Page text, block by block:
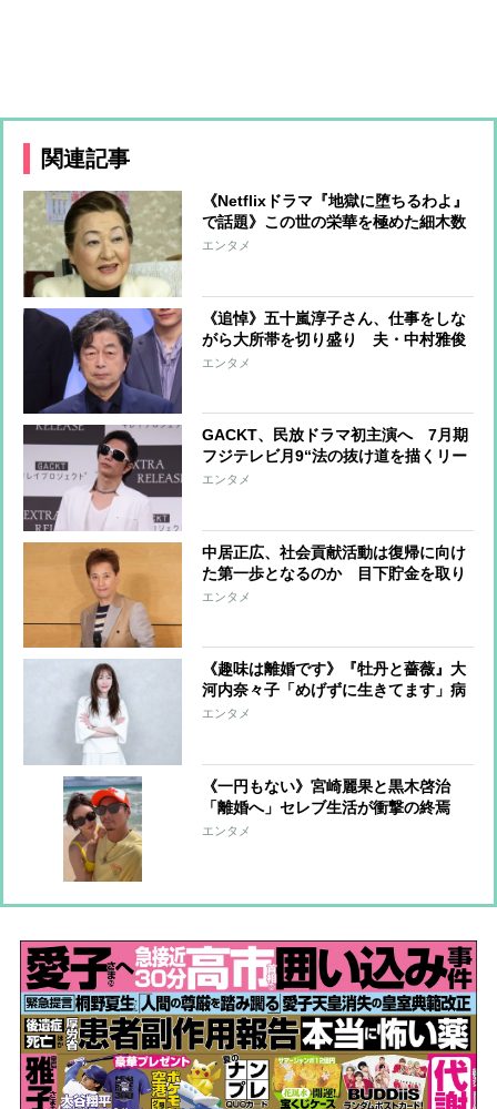
関連記事
《Netflixドラマ『地獄に堕ちるわよ』
で話題》この世の栄華を極めた細木数
子さん「テレビギャラは1本400万円」
エンタメ
《追悼》五十嵐淳子さん、仕事をしな
がら大所帯を切り盛り 夫・中村雅俊
の個人事務所の代表取締役も務め、公
エンタメ
GACKT、民放ドラマ初主演へ 7月期
フジテレビ月9“法の抜け道を描くリー
ガルドラマ”の主演オファーを快諾
エンタメ
中居正広、社会貢献活動は復帰に向け
た第一歩となるのか 目下貯金を取り
崩しながら被災地支援を継続
エンタメ
《趣味は離婚です》『牡丹と薔薇』大
河内奈々子「めげずに生きてます」病
気や離婚を乗り越えて
エンタメ
《一円もない》宮崎麗果と黒木啓治
「離婚へ」セレブ生活が衝撃の終焉
「彼は九州に帰っています」知人らが
エンタメ